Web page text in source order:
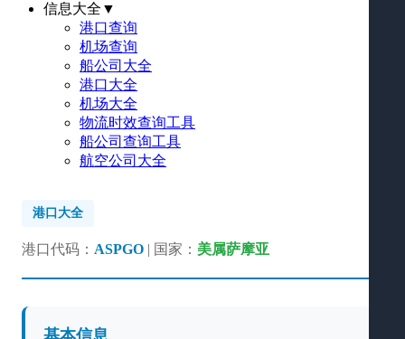
信息大全 ▼
港口查询
机场查询
船公司大全
港口大全
机场大全
物流时效查询工具
船公司查询工具
航空公司大全
港口大全
港口代码： ASPGO | 国家： 美属萨摩亚
基本信息